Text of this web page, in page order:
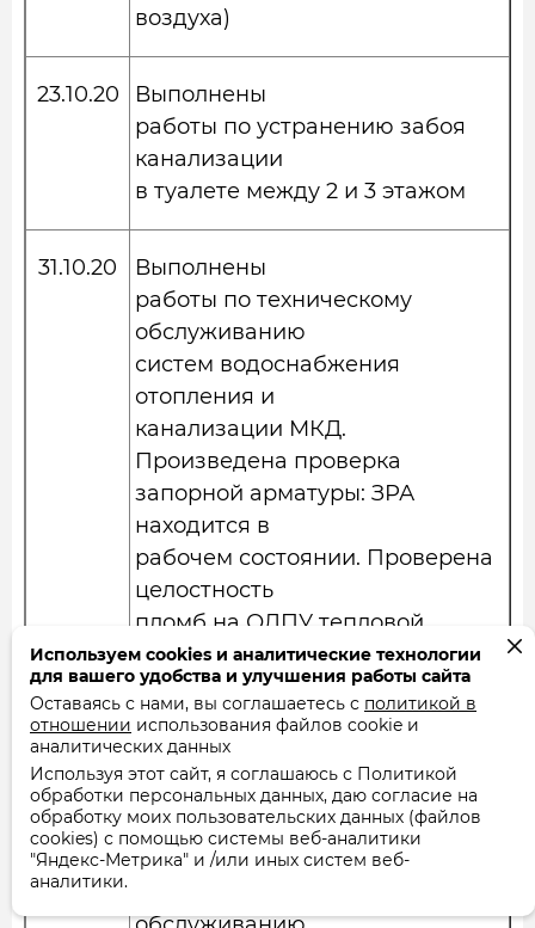
воздуха)
23.10.20
Выполнены
работы по устранению забоя
канализации
в туалете между 2 и 3 этажом
31.10.20
Выполнены
работы по техническому
обслуживанию
систем водоснабжения
отопления и
канализации МКД.
Произведена проверка
запорной арматуры: ЗРА
находится в
рабочем состоянии. Проверена
целостность
пломб на ОДПУ тепловой
энергии,
водоснабжения и дроссельных
устройствах,
пломбы в наличии,
повреждений не имеют.
30.11.20
Выполнены
Используем cookies и аналитические технологии
для вашего удобства и улучшения работы сайта
Оставаясь с нами, вы соглашаетесь с политикой в
отношении использования файлов cookie и
аналитических данных
Используя этот сайт, я соглашаюсь с Политикой
обработки персональных данных, даю согласие на
обработку моих пользовательских данных (файлов
cookies) с помощью системы веб-аналитики
"Яндекс-Метрика" и /или иных систем веб-
аналитики.